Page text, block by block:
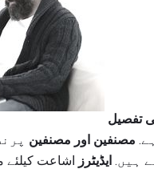
تفصیل
مصنفین اور مصنفین
ہیں. ایڈیٹرز اشاعت کیلئے